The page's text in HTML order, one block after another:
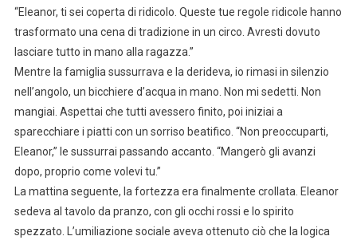
“Eleanor, ti sei coperta di ridicolo. Queste tue regole ridicole hanno
trasformato una cena di tradizione in un circo. Avresti dovuto
lasciare tutto in mano alla ragazza.”
Mentre la famiglia sussurrava e la derideva, io rimasi in silenzio
nell’angolo, un bicchiere d’acqua in mano. Non mi sedetti. Non
mangiai. Aspettai che tutti avessero finito, poi iniziai a
sparecchiare i piatti con un sorriso beatifico. “Non preoccuparti,
Eleanor,” le sussurrai passando accanto. “Mangerò gli avanzi
dopo, proprio come volevi tu.”
La mattina seguente, la fortezza era finalmente crollata. Eleanor
sedeva al tavolo da pranzo, con gli occhi rossi e lo spirito
spezzato. L’umiliazione sociale aveva ottenuto ciò che la logica